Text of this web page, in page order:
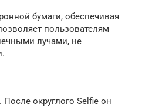
бумаги, обеспечивая
пользователям
лучами, не
округлого Selfie он